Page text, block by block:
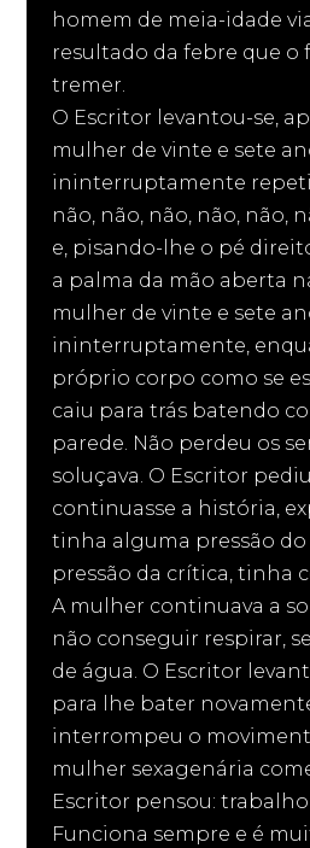
homem de meia-idade
resultado da febre que o
tremer.
O Escritor levantou-se,
mulher de vinte e sete
ininterruptamente
não, não, não, não, não,
e, pisando-lhe o pé
a palma da mão aberta
mulher de vinte e sete
ininterruptamente,
próprio corpo como se
caiu para trás batendo
parede. Não perdeu os
soluçava. O Escritor
continuasse a história,
tinha alguma pressão
pressão da crítica, tinha
A mulher continuava a
não conseguir respirar,
de água. O Escritor
para lhe bater
interrompeu o
mulher sexagenária
Escritor pensou:
Funciona sempre e é